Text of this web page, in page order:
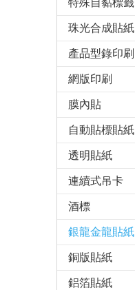
特殊自黏標籤
珠光合成貼紙
產品型錄印刷
網版印刷
膜內貼
自動貼標貼紙
透明貼紙
連續式吊卡
酒標
銀龍金龍貼紙
銅版貼紙
鋁箔貼紙